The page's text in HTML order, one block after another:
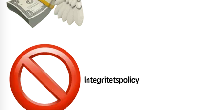
Integritetspolicy